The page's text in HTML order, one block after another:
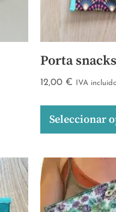
Porta snacks
12,00 € IVA
Seleccionar